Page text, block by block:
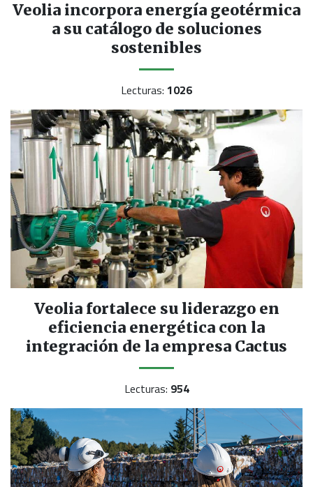
Veolia incorpora energía geotérmica
a su catálogo de soluciones
sostenibles
Lecturas: 1026
Veolia fortalece su liderazgo en
eficiencia energética con la
integración de la empresa Cactus
Lecturas: 954